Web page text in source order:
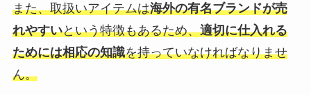
また、取扱いアイテムは海外の有名ブランドが売
れやすいという特徴もあるため、適切に仕入れる
ためには相応の知識を持っていなければなりませ
ん。